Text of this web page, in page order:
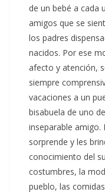
de un bebé a cada
amigos que se
los padres
nacidos. Por ese
afecto y atención,
siempre
vacaciones a un
bisabuela de uno
inseparable
sorprende y les
conocimiento del
costumbres, la
pueblo, las